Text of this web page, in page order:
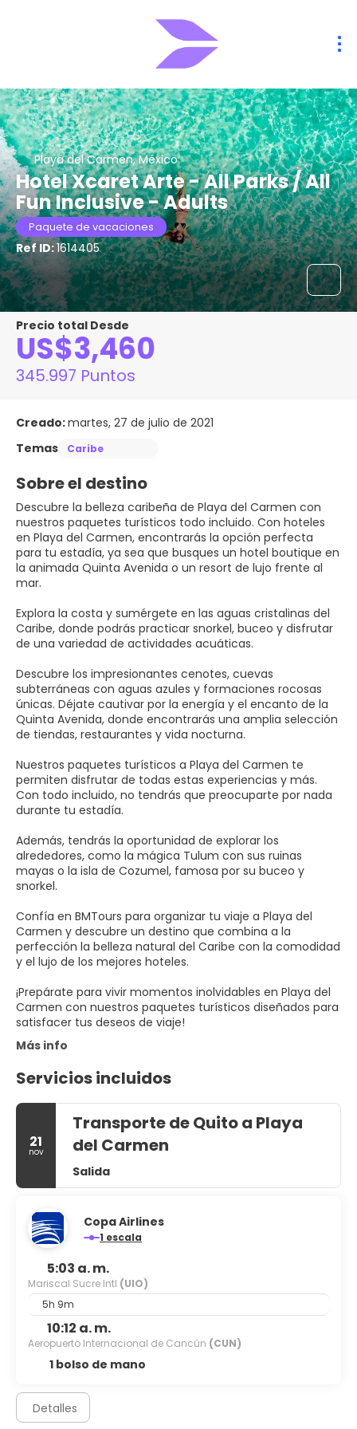
Playa del Carmen, México
Hotel Xcaret Arte - All Parks / All
Fun Inclusive - Adults
Paquete de vacaciones
Ref ID:1614405
Precio total Desde
US$3,460
345.997 Puntos
Creado:martes, 27 de julio de 2021
Temas
Caribe
Sobre el destino
Descubre la belleza caribeña de Playa del Carmen con
nuestros paquetes turísticos todo incluido. Con hoteles
en Playa del Carmen, encontrarás la opción perfecta
para tu estadía, ya sea que busques un hotel boutique en
la animada Quinta Avenida o un resort de lujo frente al
mar. ⁣
Explora la costa y sumérgete en las aguas cristalinas del
Caribe, donde podrás practicar snorkel, buceo y disfrutar
de una variedad de actividades acuáticas. ⁣
Descubre los impresionantes cenotes, cuevas
subterráneas con aguas azules y formaciones rocosas
únicas. Déjate cautivar por la energía y el encanto de la
Quinta Avenida, donde encontrarás una amplia selección
de tiendas, restaurantes y vida nocturna.⁣
Nuestros paquetes turísticos a Playa del Carmen te
permiten disfrutar de todas estas experiencias y más.
Con todo incluido, no tendrás que preocuparte por nada
durante tu estadía. ⁣
Además, tendrás la oportunidad de explorar los
alrededores, como la mágica Tulum con sus ruinas
mayas o la isla de Cozumel, famosa por su buceo y
snorkel.⁣
Confía en BMTours para organizar tu viaje a Playa del
Carmen y descubre un destino que combina a la
perfección la belleza natural del Caribe con la comodidad
y el lujo de los mejores hoteles. ⁣
¡Prepárate para vivir momentos inolvidables en Playa del
Carmen con nuestros paquetes turísticos diseñados para
satisfacer tus deseos de viaje!
Más info
Servicios incluidos
21
nov
Transporte de Quito a Playa
del Carmen
Salida
Copa Airlines
1 escala
5:03 a. m.
Mariscal Sucre Intl (UIO)
5h 9m
10:12 a. m.
Aeropuerto Internacional de Cancún (CUN)
1 bolso de mano
Detalles